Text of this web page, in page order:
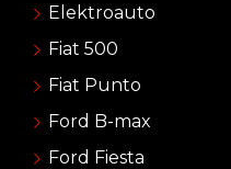
Elektroauto
Fiat 500
Fiat Punto
Ford B-max
Ford Fiesta